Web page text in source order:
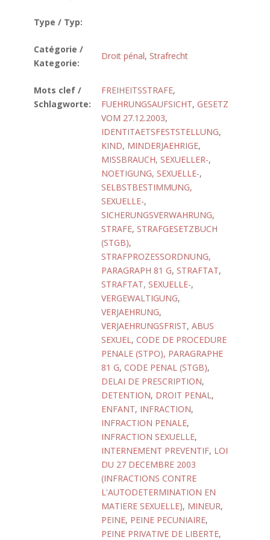
Type / Typ:
Catégorie /
Kategorie:
Droit pénal, Strafrecht
Mots clef /
Schlagworte:
FREIHEITSSTRAFE,
FUEHRUNGSAUFSICHT, GESETZ
VOM 27.12.2003,
IDENTITAETSFESTSTELLUNG,
KIND, MINDERJAEHRIGE,
MISSBRAUCH, SEXUELLER-,
NOETIGUNG, SEXUELLE-,
SELBSTBESTIMMUNG,
SEXUELLE-,
SICHERUNGSVERWAHRUNG,
STRAFE, STRAFGESETZBUCH
(STGB),
STRAFPROZESSORDNUNG,
PARAGRAPH 81 G, STRAFTAT,
STRAFTAT, SEXUELLE-,
VERGEWALTIGUNG,
VERJAEHRUNG,
VERJAEHRUNGSFRIST, ABUS
SEXUEL, CODE DE PROCEDURE
PENALE (STPO), PARAGRAPHE
81 G, CODE PENAL (STGB),
DELAI DE PRESCRIPTION,
DETENTION, DROIT PENAL,
ENFANT, INFRACTION,
INFRACTION PENALE,
INFRACTION SEXUELLE,
INTERNEMENT PREVENTIF, LOI
DU 27 DECEMBRE 2003
(INFRACTIONS CONTRE
L'AUTODETERMINATION EN
MATIERE SEXUELLE), MINEUR,
PEINE, PEINE PECUNIAIRE,
PEINE PRIVATIVE DE LIBERTE,